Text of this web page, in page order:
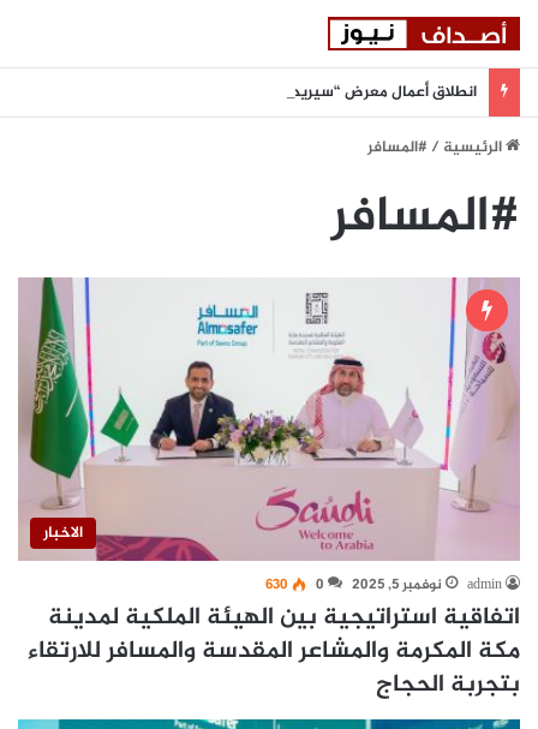
الرئيسية/ #المسافر
#المسافر
الاخبار
admin نوفمبر 5, 2025 0
630
اتفاقية استراتيجية بين الهيئة الملكية لمدينة
مكة المكرمة والمشاعر المقدسة والمسافر للارتقاء
بتجربة الحجاج